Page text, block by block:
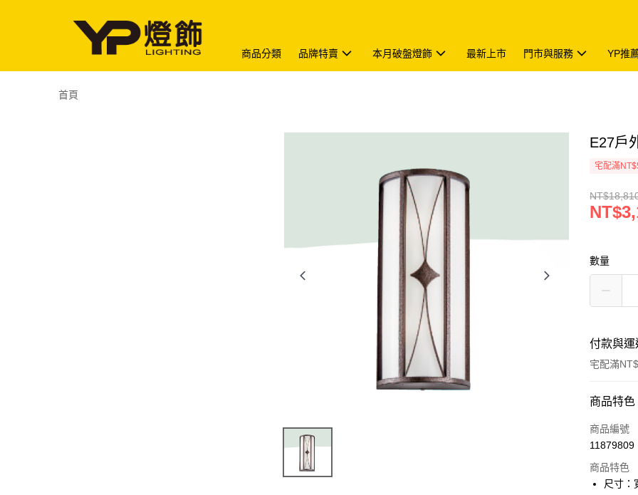
商品分類 品牌特賣 本月破盤燈飾 最新上市 門市與服務 YP推
首頁
E27戶
宅配滿
數量
付款與
宅配滿
付款方式
信用卡一
Apple Pay
商品特色
商品編號
11879809
商品特色
尺寸：